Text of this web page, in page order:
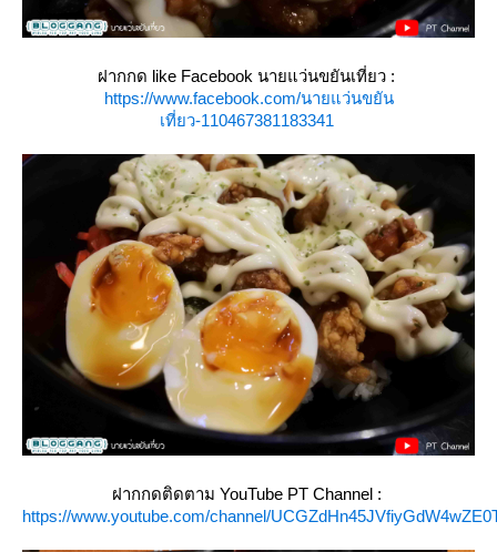
ฝากกด like Facebook นายแว่นขยันเที่ยว :
https://www.facebook.com/นายแว่นขยัน
เที่ยว-110467381183341
ฝากกดติดตาม YouTube PT Channel :
https://www.youtube.com/channel/